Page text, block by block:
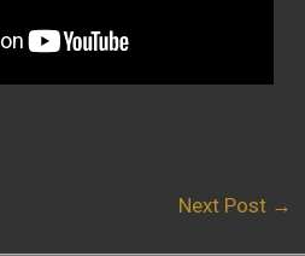
Next Post →